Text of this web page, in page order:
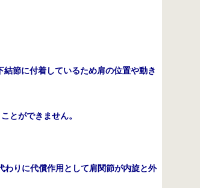
節に付着しているため肩の位置や動き
とができません。
わりに代償作用として肩関節が内旋と外